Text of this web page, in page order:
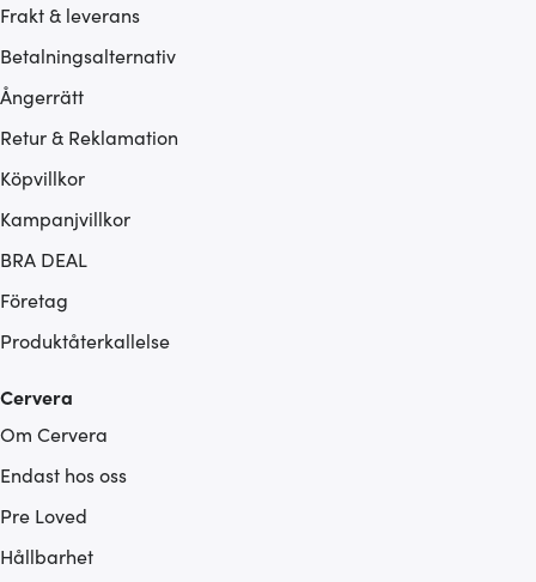
Frakt & leverans
Betalningsalternativ
Ångerrätt
Retur & Reklamation
Köpvillkor
Kampanjvillkor
BRA DEAL
Företag
Produktåterkallelse
Cervera
Om Cervera
Endast hos oss
Pre Loved
Hållbarhet